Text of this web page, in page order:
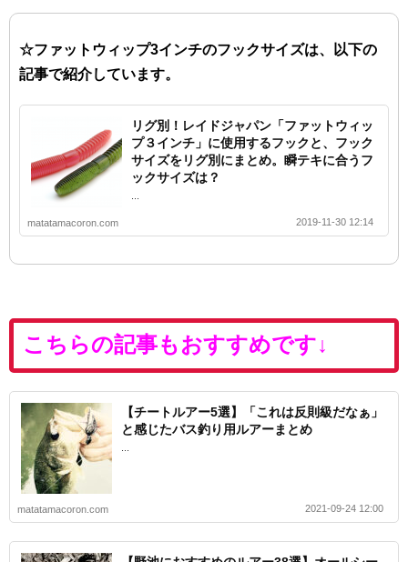
☆ファットウィップ3インチのフックサイズは、以下の
記事で紹介しています。
リグ別！レイドジャパン「ファットウィッ
プ３インチ」に使用するフックと、フック
サイズをリグ別にまとめ。瞬テキに合うフ
ックサイズは？
matatamacoron.com 2019-11-30 12:14
こちらの記事もおすすめです↓
【チートルアー5選】「これは反則級だなぁ」
と感じたバス釣り用ルアーまとめ
matatamacoron.com 2021-09-24 12:00